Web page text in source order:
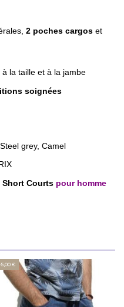
2 poches cargos et
la taille et à la jambe
soignées
grey, Camel
Short Courts pour homme
€